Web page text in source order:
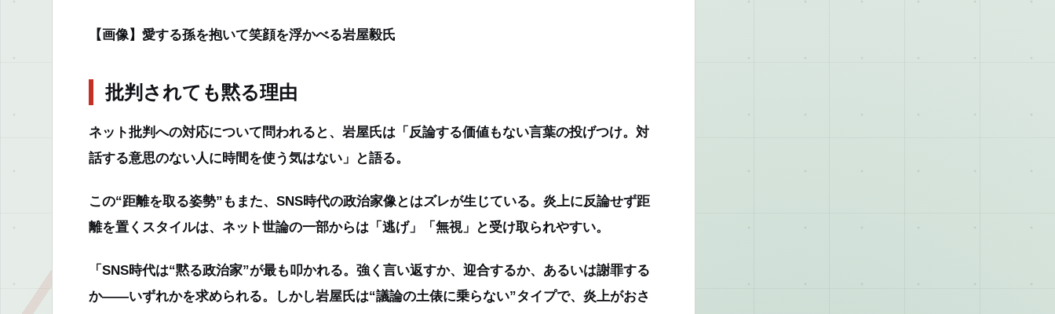
【画像】愛する孫を抱いて笑顔を浮かべる岩屋毅氏
批判されても黙る理由
ネット批判への対応について問われると、岩屋氏は「反論する価値もない言葉の投げつけ。対
話する意思のない人に時間を使う気はない」と語る。
この“距離を取る姿勢”もまた、SNS時代の政治家像とはズレが生じている。炎上に反論せず距
離を置くスタイルは、ネット世論の一部からは「逃げ」「無視」と受け取られやすい。
「SNS時代は“黙る政治家”が最も叩かれる。強く言い返すか、迎合するか、あるいは謝罪する
か――いずれかを求められる。しかし岩屋氏は“議論の土俵に乗らない”タイプで、炎上がおさ